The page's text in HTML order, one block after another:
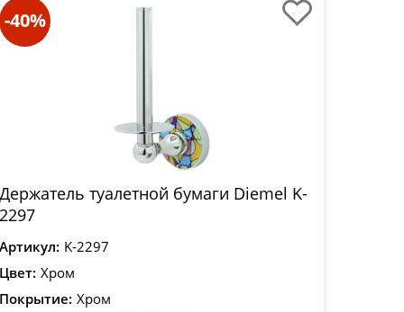
-40%
Держатель туалетной бумаги Diemel K-
2297
Артикул: K-2297
Цвет: Хром
Покрытие: Хром